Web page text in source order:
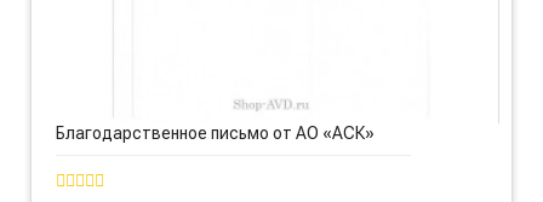
Благодарственное письмо от АО «АСК»